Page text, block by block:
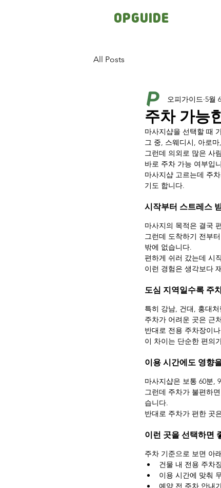
OPGUIDE
All Posts
주차 가능
오피가이드 5월
마사지샵을 선택할 때
그 중, 스웨디시, 아로
그런데 의외로 많은 사
바로 주차 가능 여부입
마사지샵 고르는데 주
기도 합니다.
시작부터 스트레스
마사지의 목적은 결국
그런데 도착하기 전부
밖에 없습니다.
편하게 쉬러 갔는데 시
이런 경험은 생각보다
도심 지역일수록 주
특히 강남, 건대, 홍대
주차가 어려운 곳은 근
반대로 전용 주차장이
이 차이는 단순한 편의
이용 시간에도 영향
마사지샵은 보통 60분,
그런데 주차가 불편하
습니다.
반대로 주차가 편한 곳
이런 곳을 선택하면
주차 기준으로 보면 아
건물 내 전용 주차
이용 시간에 맞춰
예약 전 주차 안내